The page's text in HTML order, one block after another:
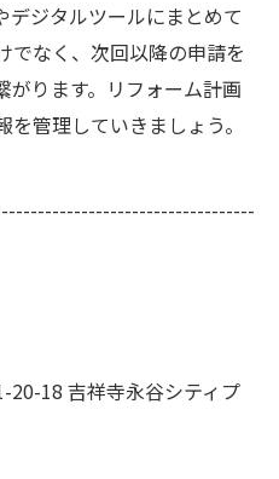
デジタルツールにまとめて
でなく、次回以降の申請を
がります。リフォーム計画
管理していきましょう。
20-18 吉祥寺永谷シティプ